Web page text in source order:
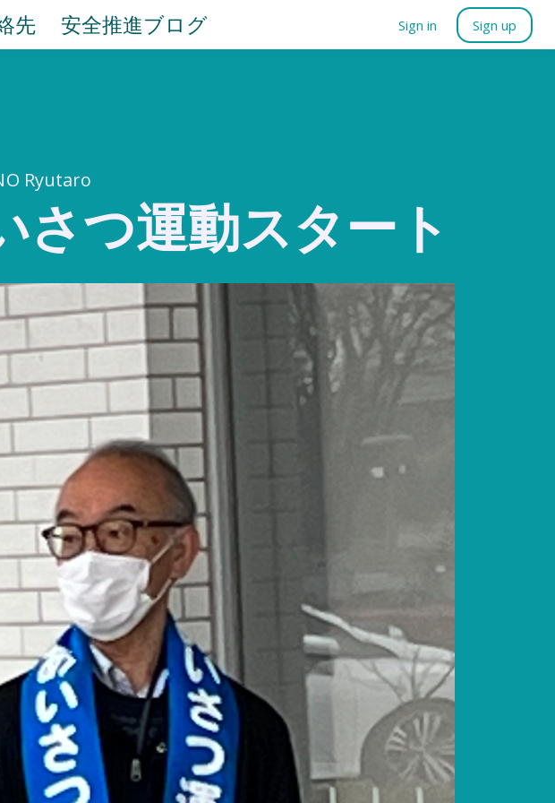
先 安全推進ブログ Sign in Sign up
Ryutaro
つ運動スタート